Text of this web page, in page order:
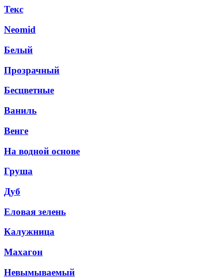
Текс
Neomid
Белый
Прозрачный
Бесцветные
Ваниль
Венге
На водной основе
Груша
Дуб
Еловая зелень
Калужница
Махагон
Невымываемый